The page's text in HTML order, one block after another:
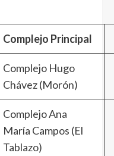
Complejo Principal
Complejo Hugo
Chávez (Morón)
Complejo Ana
María Campos (El
Tablazo)